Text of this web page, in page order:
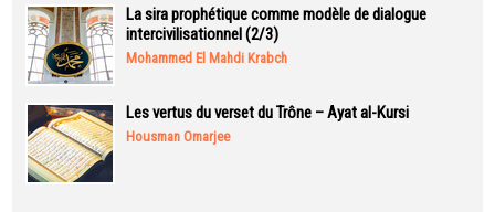
La sira prophétique comme modèle de dialogue
intercivilisationnel (2/3)
Mohammed El Mahdi Krabch
Les vertus du verset du Trône – Ayat al-Kursi
Housman Omarjee